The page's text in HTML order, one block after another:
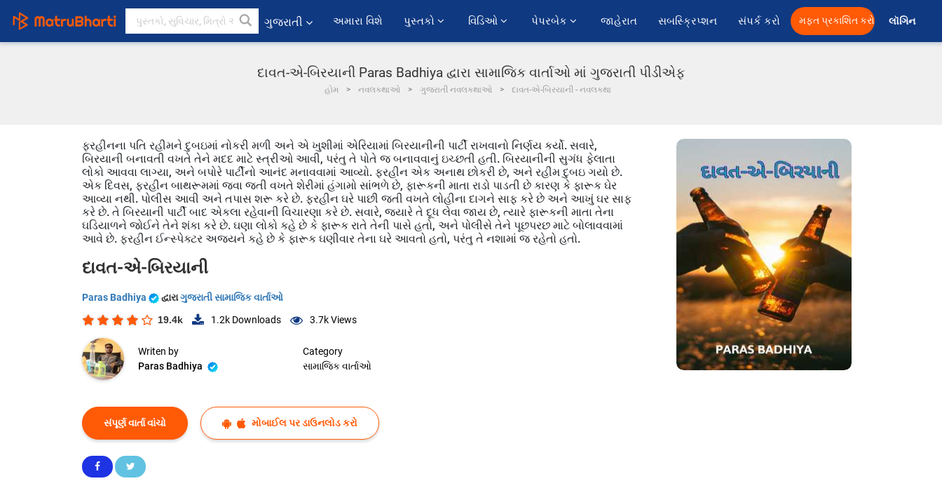
ગુજરાતી અમારા વિશે પુસ્તકો વિડિઓ પેપરબેક જાહેરાત સબસ્ક્રિપ્શન સંપર્ક કરો મફત પ્રકાશિત કરો લૉગિન
દાવત-એ-બિરયાની Paras Badhiya દ્વારા સામાજિક વાર્તાઓ માં ગુજરાતી પીડીએફ
હોમ નવલકથાઓ ગુજરાતી નવલકથાઓ દાવત-એ-બિરયાની - નવલકથા
ફરહીનના પતિ રહીમને દુબઇમાં નોકરી મળી અને એ ખુશીમાં એરિયામાં બિરયાનીની પાર્ટી રાખવાનો નિર્ણય કર્યો. સવારે,
બિરયાની બનાવતી વખતે તેને મદદ માટે સ્ત્રીઓ આવી, પરંતુ તે પોતે જ બનાવવાનું ઇચ્છતી હતી. બિરયાનીની સુગંધ ફેલાતા
લોકો આવવા લાગ્યા, અને બપોરે પાર્ટીનો આનંદ મનાવવામાં આવ્યો. ફરહીન એક અનાથ છોકરી છે, અને રહીમ દુબઇ ગયો છે.
એક દિવસ, ફરહીન બાથરૂમમાં જવા જતી વખતે શેરીમાં હંગામો સાંભળે છે, ફારૂકની માતા રાડો પાડતી છે કારણ કે ફારૂક ઘેર
આવ્યા નથી. પોલીસ આવી અને તપાસ શરૂ કરે છે. ફરહીન ઘરે પાછી જતી વખતે લોહીના દાગને સાફ કરે છે અને આખું ઘર સાફ
કરે છે. તે બિરયાની પાર્ટી બાદ એકલા રહેવાની વિચારણા કરે છે. સવારે, જ્યારે તે દૂધ લેવા જાય છે, ત્યારે ફારૂકની માતા તેના
ઘડિયાળને જોઈને તેને શંકા કરે છે. ઘણા લોકો કહે છે કે ફારૂક રાતે તેની પાસે હતો, અને પોલીસે તેને પૂછપરછ માટે બોલાવવામાં
આવે છે. ફરહીન ઈન્સ્પેક્ટર અજયને કહે છે કે ફારૂક ઘણીવાર તેના ઘરે આવતો હતો, પરંતુ તે નશામાં જ રહેતો હતો.
દાવત-એ-બિરયાની
Paras Badhiya દ્વારાગુજરાતી સામાજિક વાર્તાઓ
19.4k 1.2k Downloads 3.7kViews
Writen by
Paras Badhiya
Category
સામાજિક વાર્તાઓ
સંપૂર્ણ વાર્તા વાંચો મોબાઈલ પર ડાઉનલોડ કરો